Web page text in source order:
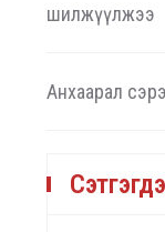
шилжүүлжээ
Анхаарал